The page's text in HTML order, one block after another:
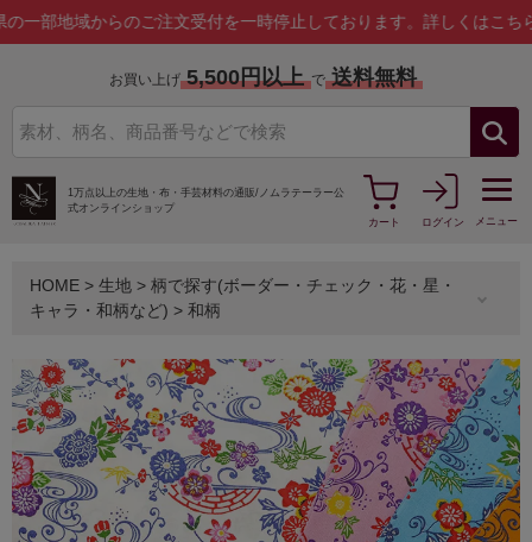
からのご注文受付を一時停止しております。詳しくはこちら
お買い上げ 5,500円以上 で 送料無料
1万点以上の生地・布・手芸材料の通販/ ノムラテーラー公
式オンラインショップ
カート
ログイン メニュー
HOME > 生地 > 柄で探す(ボーダー・チェック・花・星・
キャラ・和柄など) > 和柄